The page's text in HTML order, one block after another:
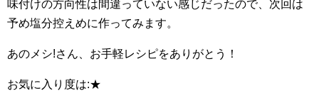
味付けの方向性は間違っていない感じだったので、次回は
予め塩分控えめに作ってみます。
あのメシ!さん、お手軽レシピをありがとう！
お気に入り度は:★